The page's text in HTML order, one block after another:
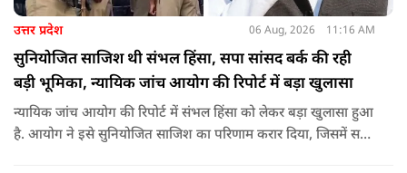
उत्तर प्रदेश 06 Aug, 2026 11:16 AM
सुनियोजित साजिश थी संभल हिंसा, सपा सांसद बर्क की रही
बड़ी भूमिका, न्यायिक जांच आयोग की रिपोर्ट में बड़ा खुलासा
न्यायिक जांच आयोग की रिपोर्ट में संभल हिंसा को लेकर बड़ा खुलासा हुआ
है. आयोग ने इसे सुनियोजित साजिश का परिणाम करार दिया, जिसमें सपा